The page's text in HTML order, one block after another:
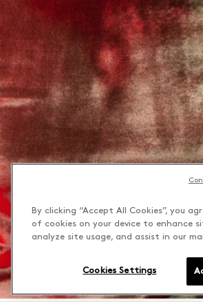
By clicking “Accept All Cookies”, you
of cookies on your device to enhance
analyze site usage, and assist in our
Cookies Settings